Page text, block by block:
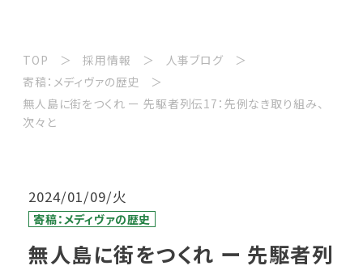
TOP 採用情報
人事ブログ
寄稿：メディヴァの歴史
無人島に街をつくれ ー 先駆者列伝17：先例なき取り組み、
次々と
2024/01/09/火
寄稿：メディヴァの歴史
無人島に街をつくれ ー 先駆者列